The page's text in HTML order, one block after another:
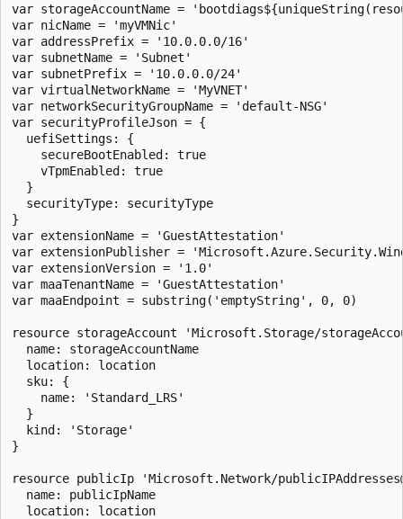
var storageAccountName =
var nicName = 'myVMNic'
var addressPrefix = '10.0.0.0/16'
var subnetName = 'Subnet'
var subnetPrefix = '10.0.0.0/24'
var virtualNetworkName = 'MyVNET'
var networkSecurityGroupName = 'default-NSG'
var securityProfileJson = {
  uefiSettings: {
    secureBootEnabled: true
    vTpmEnabled: true
  }
  securityType: securityType
}
var extensionName = 'GuestAttestation'
var extensionPublisher =
var extensionVersion = '1.0'
var maaTenantName = 'GuestAttestation'
var maaEndpoint = substring('emptyString', 0, 0)
resource storageAccount 'Microsoft.Storage/
  name: storageAccountName
  location: location
  sku: {
    name: 'Standard_LRS'
  }
  kind: 'Storage'
}
resource publicIp 'Microsoft.Network/
  name: publicIpName
  location: location